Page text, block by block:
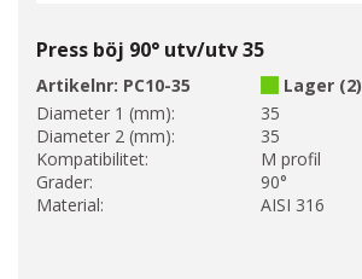
Press böj 90° utv/utv 35
Artikelnr: PC10-35
Lager (2)
Diameter 1 (mm):
35
Diameter 2 (mm):
35
Kompatibilitet:
M profil
Grader:
90°
Material:
AISI 316